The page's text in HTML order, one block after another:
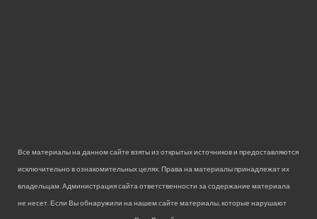
Все материалы на данном сайте взяты из открытых источников и предоставляются
исключительно в ознакомительных целях. Права на материалы принадлежат их
владельцам. Администрация сайта ответственности за содержание материала
не несет. Если Вы обнаружили на нашем сайте материалы, которые нарушают